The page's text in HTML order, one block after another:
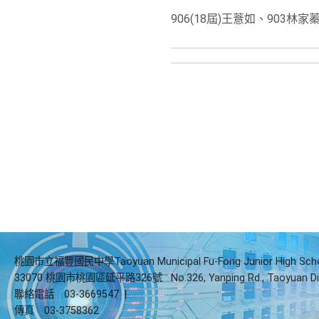
906(18屆)王薏如、903林家
桃園市立福豐國民中學Taoyuan Municipal Fu-Fong Junior High
33070 桃園市桃園區延平路326號
No.326, Yanping Rd., Taoyuan
聯絡電話
03-3669547 |
傳真
03-3758362